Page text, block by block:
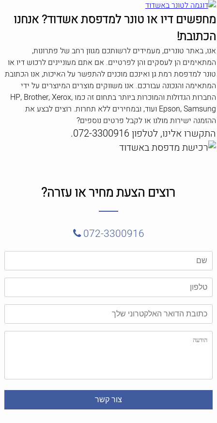
מחפשים דיו או טונר למדפסת אשדוד? אנחנו
הכתובת!
אנו, באתר טונרים, מעמידים לרשותכם מגוון רחב של פתרונות,
המתאימים הן לעסקים והן לפרטיים. אם אתם מעוניינים לרכוש דיו או
טונר למדפסת רמת גן ואינכם מוכנים להתפשר על האיכות, אנו הכתובת
המתאימה והנכונה עבורכם. אנו משווקים מוצרים המיוצרים על ידי
החברות הגדולות והמוכרות ביותר בתחום זה כמו HP, Brother, Xerox,
Epson, Samsung ועוד, ובמחירים ללא תחרות. רוצים לבצע את
ההזמנה ישירות מולנו או לקבל פרטים נוספים?
התקשרו אלינו, לטלפון 072-3300916.
רוצים הצעת מחיר או עזרה?
072-3300916